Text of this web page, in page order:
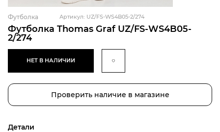
Футболка Thomas Graf UZ/FS-WS4B05-
2/274
Футболка Артикул: UZ/FS-WS4B05-2/274
НЕТ В НАЛИЧИИ
Проверить наличие в магазине
Детали